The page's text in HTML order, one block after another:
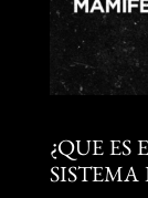
¿QUE ES